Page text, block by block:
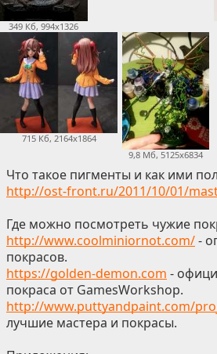
349 Кб, 994x1326
715 Кб, 2164x1864
9,8 Мб, 5125x6834
Что такое пигменты и как ими
http://ost-front.ru/2011/10/01/
Где можно посмотреть чужие
http://www.coolminiornot.com/-
покрасов.
https://golden-demon.com -
покраса от GamesWorkshop.
http://www.puttyandpaint.com/
лучшие мастера и покрасы.